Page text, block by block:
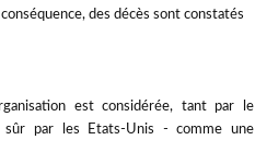
des décès sont constatés
est considérée, tant par le
sûr par les Etats-Unis - comme une